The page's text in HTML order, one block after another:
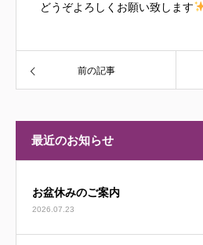
どうぞよろしくお願い致します
前の記事
最近のお知らせ
お盆休みのご案内
2026.07.23